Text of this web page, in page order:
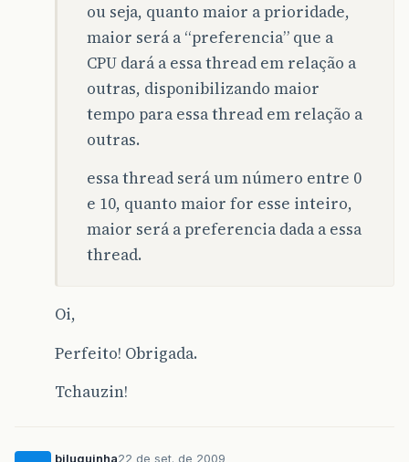
ou seja, quanto maior a prioridade,
maior será a “preferencia” que a
CPU dará a essa thread em relação a
outras, disponibilizando maior
tempo para essa thread em relação a
outras.
essa thread será um número entre 0
e 10, quanto maior for esse inteiro,
maior será a preferencia dada a essa
thread.
Oi,
Perfeito! Obrigada.
Tchauzin!
biluquinha22 de set. de 2009